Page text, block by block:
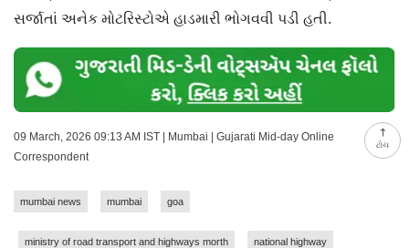
ટોચ
સર્જાતાં અનેક મોટરિસ્ટોએ હાડમારી ભોગવવી પડી હતી.
09 March, 2026 09:13 AM IST | Mumbai | Gujarati Mid-day Online
Correspondent
mumbai news mumbai goa
ministry of road transport and highways morth national highway